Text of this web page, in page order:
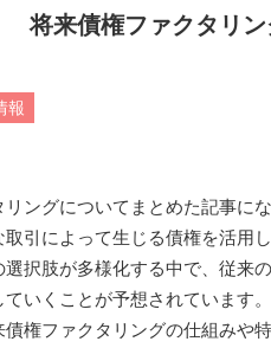
将来債権ファクタリ
報
ングについてまとめた記事に
引によって生じる債権を活用
択肢が多様化する中で、従来
いくことが予想されています。
権ファクタリングの仕組みや